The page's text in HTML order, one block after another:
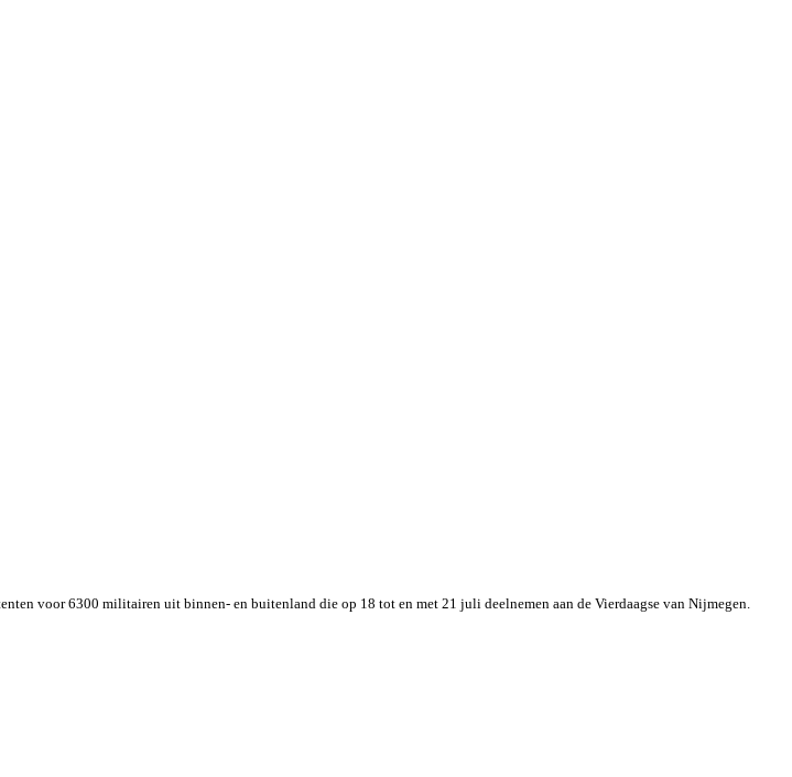
voor 6300 militairen uit binnen- en buitenland die op 18 tot en met 21 juli deelnemen aan de Vierdaagse van Nijmegen.